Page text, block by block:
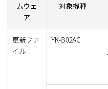
ムウェ
ア
対象機種
更新ファ
イル
YK-B02AC